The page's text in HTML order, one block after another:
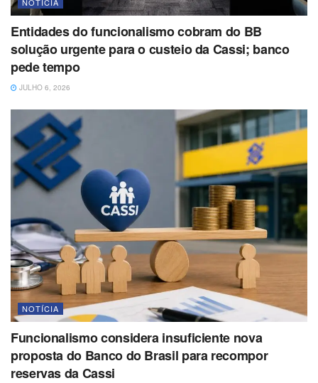
Entidades do funcionalismo cobram do BB
solução urgente para o custeio da Cassi; banco
pede tempo
JULHO 6, 2026
NOTÍCIA
Funcionalismo considera insuficiente nova
proposta do Banco do Brasil para recompor
reservas da Cassi